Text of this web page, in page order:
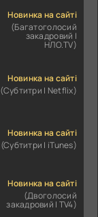
Новинка на сайті
(Багатоголосий
закадровий |
НЛО.TV)
Новинка на сайті
(Субтитри | Netflix)
Новинка на сайті
(Субтитри | iTunes)
Новинка на сайті
(Двоголосий
закадровий | TV4)